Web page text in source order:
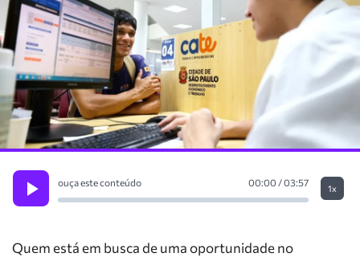
ouça este conteúdo 00:00 / 03:57
1x
Quem está em busca de uma oportunidade no